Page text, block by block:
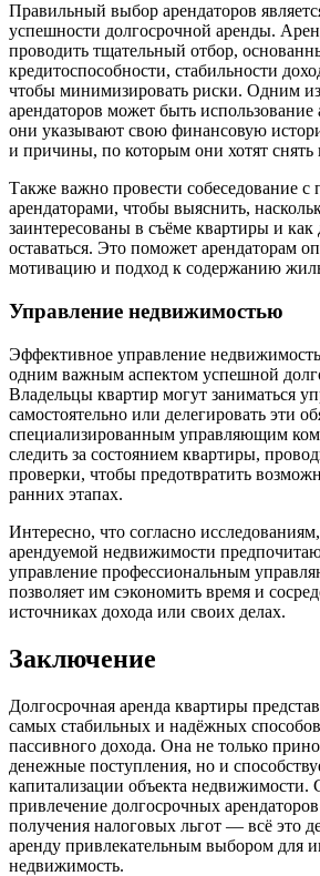
Правильный выбор арендаторов
успешности долгосрочной аренды.
проводить тщательный отбор,
кредитоспособности, стабильности
чтобы минимизировать риски. Одним
арендаторов может быть использование
они указывают свою финансовую
и причины, по которым они хотят снять
Также важно провести собеседование
арендаторами, чтобы выяснить,
заинтересованы в съёме квартиры и
оставаться. Это поможет арендаторам
мотивацию и подход к содержанию
Управление недвижимостью
Эффективное управление
одним важным аспектом успешной
Владельцы квартир могут заниматься
самостоятельно или делегировать эти
специализированным управляющим
следить за состоянием квартиры,
проверки, чтобы предотвратить
ранних этапах.
Интересно, что согласно
арендуемой недвижимости
управление профессиональным
позволяет им сэкономить время и
источниках дохода или своих делах.
Заключение
Долгосрочная аренда квартиры
самых стабильных и надёжных
пассивного дохода. Она не только
денежные поступления, но и
капитализации объекта недвижимости.
привлечение долгосрочных
получения налоговых льгот — всё это
аренду привлекательным выбором для
недвижимость.